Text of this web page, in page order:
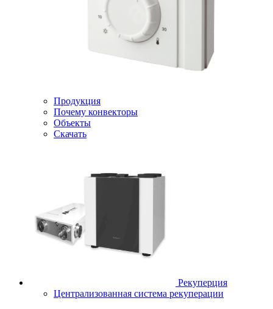
Продукция
Почему конвекторы
Объекты
Скачать
Рекуперция
Централизованная система рекуперации